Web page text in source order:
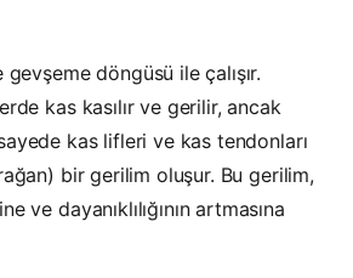
gevşeme döngüsü ile çalışır.
kas kasılır ve gerilir, ancak
kas lifleri ve kas tendonları
bir gerilim oluşur. Bu gerilim,
ve dayanıklılığının artmasına